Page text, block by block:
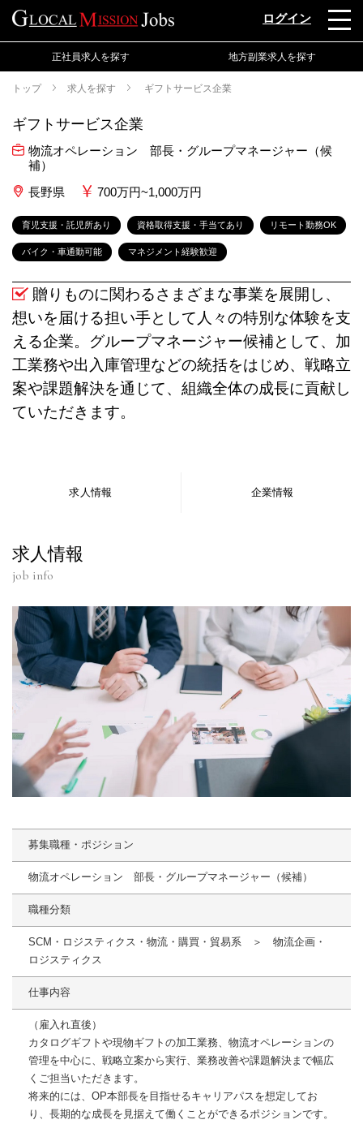
ログイン
正社員求人を探す 地方副業求人を探す
トップ 求人を探す ギフトサービス企業
ギフトサービス企業
物流オペレーション 部長・グループマネージャー（候
補）
長野県
700万円~1,000万円
育児支援・託児所あり 資格取得支援・手当てあり リモート勤務OK
バイク・車通勤可能 マネジメント経験歓迎
贈りものに関わるさまざまな事業を展開し、
想いを届ける担い手として人々の特別な体験を支
える企業。グループマネージャー候補として、加
工業務や出入庫管理などの統括をはじめ、戦略立
案や課題解決を通じて、組織全体の成長に貢献し
ていただきます。
求人情報 企業情報
求人情報
job info
募集職種・ポジション
物流オペレーション 部長・グループマネージャー（候補）
職種分類
SCM・ロジスティクス・物流・購買・貿易系 ＞ 物流企画・
ロジスティクス
仕事内容
（雇入れ直後）
カタログギフトや現物ギフトの加工業務、物流オペレーションの
管理を中心に、戦略立案から実行、業務改善や課題解決まで幅広
くご担当いただきます。
将来的には、OP本部長を目指せるキャリアパスを想定してお
り、長期的な成長を見据えて働くことができるポジションです。